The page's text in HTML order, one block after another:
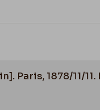
Paris, 1878/11/